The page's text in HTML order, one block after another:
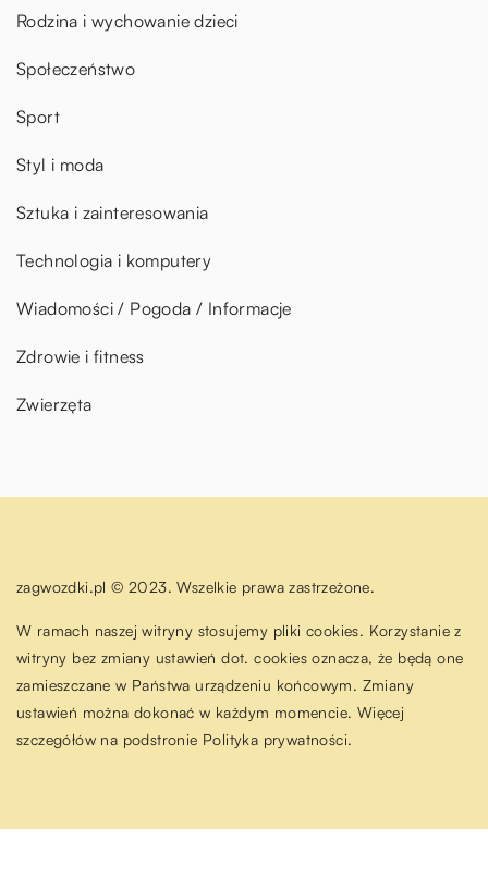
Rodzina i wychowanie dzieci
Społeczeństwo
Sport
Styl i moda
Sztuka i zainteresowania
Technologia i komputery
Wiadomości / Pogoda / Informacje
Zdrowie i fitness
Zwierzęta
zagwozdki.pl © 2023. Wszelkie prawa zastrzeżone.
W ramach naszej witryny stosujemy pliki cookies. Korzystanie z
witryny bez zmiany ustawień dot. cookies oznacza, że będą one
zamieszczane w Państwa urządzeniu końcowym. Zmiany
ustawień można dokonać w każdym momencie. Więcej
szczegółów na podstronie Polityka prywatności.